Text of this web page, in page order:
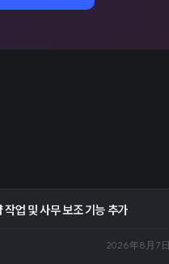
업 및 사무 보조 기능 추가
2026年8月7日